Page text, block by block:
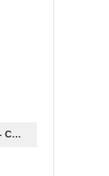
DIGITÁLIS ADÓZÁSI MEGOLDÁSOK - CONNECTAX